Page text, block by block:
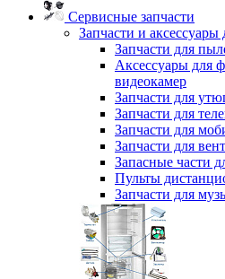
Сервисные запчасти
Запчасти и
Запчасти для
Аксессуары для
видеокамер
Запчасти для
Запчасти для
Запчасти для
Запчасти для
Запасные части
Пульты
Запчасти для